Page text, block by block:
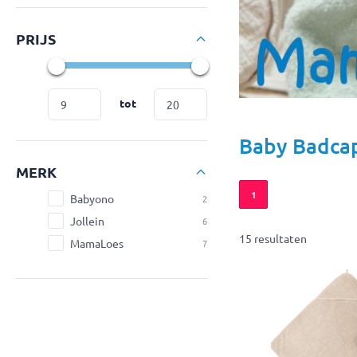
PRIJS
tot
MERK
Babyono 2
Jollein 6
MamaLoes 7
Baby
1
15 resultaten